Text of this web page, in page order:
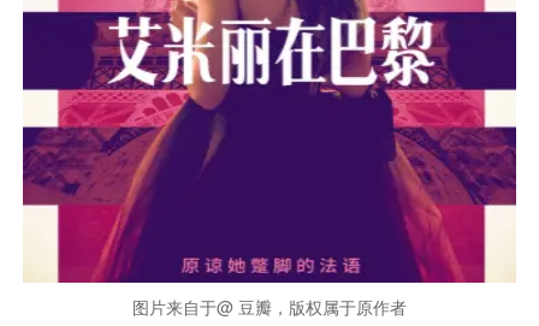
图片来自于@ 豆瓣，版权属于原作者